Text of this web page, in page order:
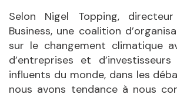
Selon Nigel Topping,
Business, une coalition
sur le changement climatique
d’entreprises et
influents du monde, dans les
nous avons tendance à nous